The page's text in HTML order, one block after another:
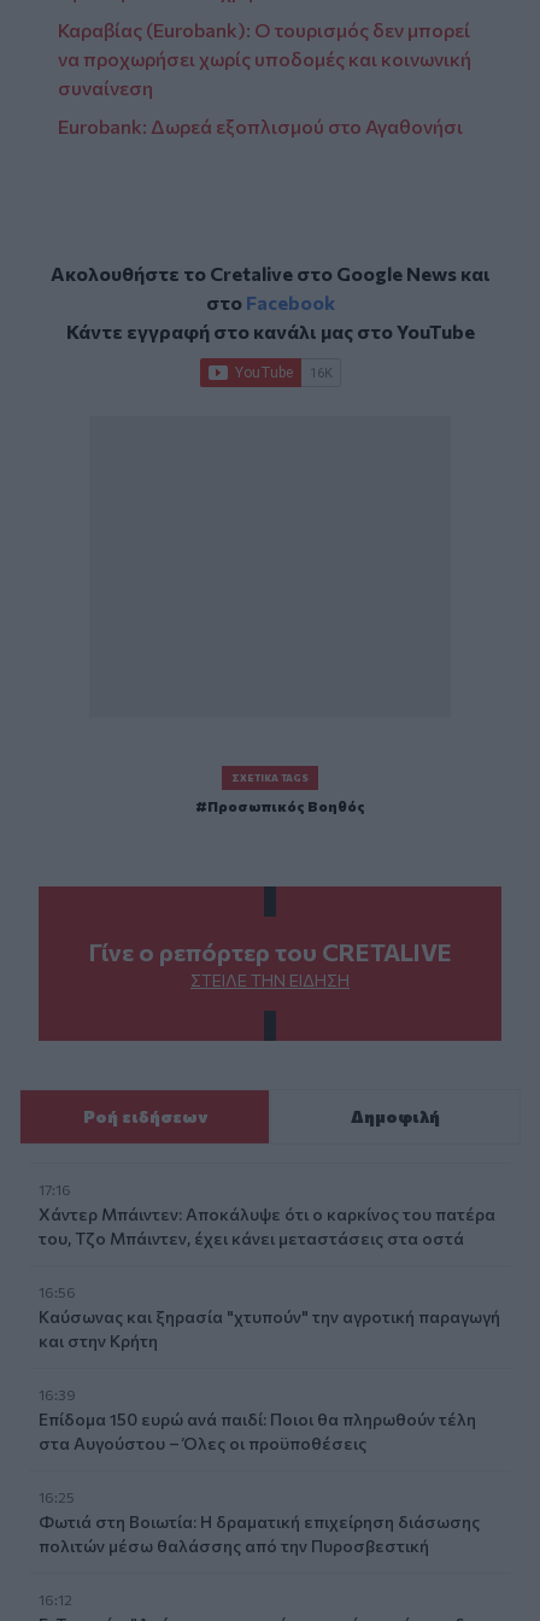
Καραβίας (Εurobank): Ο τουρισμός δεν μπορεί
να προχωρήσει χωρίς υποδομές και κοινωνική
συναίνεση
Eurobank: Δωρεά εξοπλισμού στο Αγαθονήσι
Ακολουθήστε το Cretalive στο Google Newsκαι
στο Facebook
Κάντε εγγραφή στο κανάλι μας στοYouTube
ΣΧΕΤΙΚΆ TAGS
Προσωπικός Βοηθός
Γίνε ο ρεπόρτερ του CRETALIVE
ΣΤΕΊΛΕ ΤΗΝ ΕΊΔΗΣΗ
Ροή ειδήσεων Δημοφιλή
17:16
Χάντερ Μπάιντεν: Αποκάλυψε ότι ο καρκίνος του πατέρα
του, Τζο Μπάιντεν, έχει κάνει μεταστάσεις στα οστά
16:56
Καύσωνας και ξηρασία "χτυπούν" την αγροτική παραγωγή
και στην Κρήτη
16:39
Επίδομα 150 ευρώ ανά παιδί: Ποιοι θα πληρωθούν τέλη
στα Αυγούστου – Όλες οι προϋποθέσεις
16:25
Φωτιά στη Βοιωτία: Η δραματική επιχείρηση διάσωσης
πολιτών μέσω θαλάσσης από την Πυροσβεστική
16:12